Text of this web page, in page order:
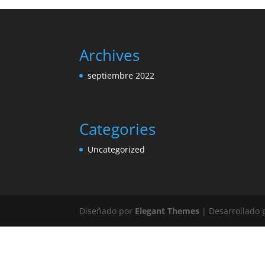
Archives
septiembre 2022
Categories
Uncategorized
Diseñado por Elegant Themes | Desarrollado